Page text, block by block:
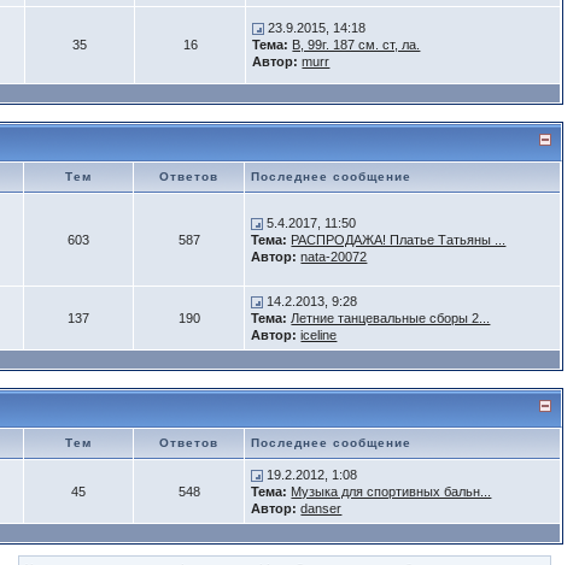
35 16
23.9.2015, 14:18
Тема: B, 99г. 187 см. ст, ла.
Автор: murr
Тем Ответов Последнее сообщение
603 587
5.4.2017, 11:50
Тема: РАСПРОДАЖА! Платье Татьяны ...
Автор: nata-20072
137 190
14.2.2013, 9:28
Тема: Летние танцевальные сборы 2...
Автор: iceline
Тем Ответов Последнее сообщение
45 548
19.2.2012, 1:08
Тема: Музыка для спортивных бальн...
Автор: danser